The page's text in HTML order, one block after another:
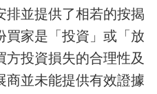
排並提供了相若的按揭
買家是「投資」或「放
投資損失的合理性及
商並未能提供有效證據